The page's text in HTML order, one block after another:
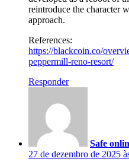
reintroduce the character
approach.
References:
https://blackcoin.co/
peppermill-reno-resort/
Responder
Safe
27 de dezembro de 2025